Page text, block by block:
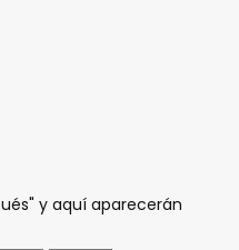
y aquí aparecerán